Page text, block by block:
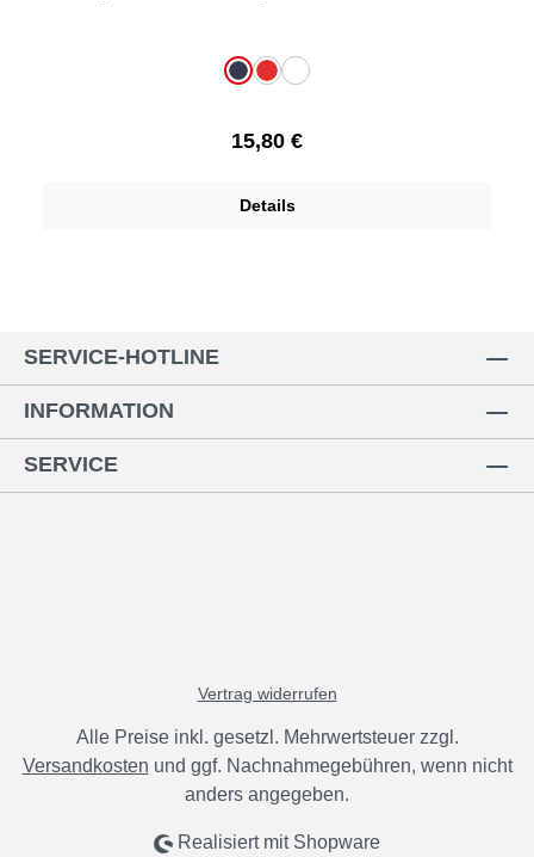
auswählendunkelblau
rot weiß
Regulärer Preis:
15,80 €
Details
SERVICE-HOTLINE
INFORMATION
SERVICE
Vertrag widerrufen
Alle Preise inkl. gesetzl. Mehrwertsteuer zzgl.
Versandkosten und ggf. Nachnahmegebühren, wenn nicht
anders angegeben.
Realisiert mit Shopware